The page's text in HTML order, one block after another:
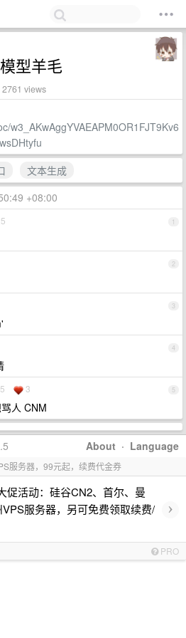
型羊毛
2761 views
w3_AKwAggYVAEAPM0OR1FJT9Kv6
文本生成
+08:00
1
2
3
4
5
3
人 CNM
About · Language
服务器，99元起，续费代金券
促活动：硅谷CN2、首尔、曼
服务器，另可免费领取续费/
›
PRO